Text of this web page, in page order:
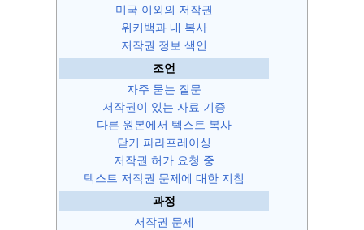
미국 이외의 저작권
위키백과 내 복사
저작권 정보 색인
조언
자주 묻는 질문
저작권이 있는 자료 기증
다른 원본에서 텍스트 복사
닫기 파라프레이싱
저작권 허가 요청 중
텍스트 저작권 문제에 대한 지침
과정
저작권 문제